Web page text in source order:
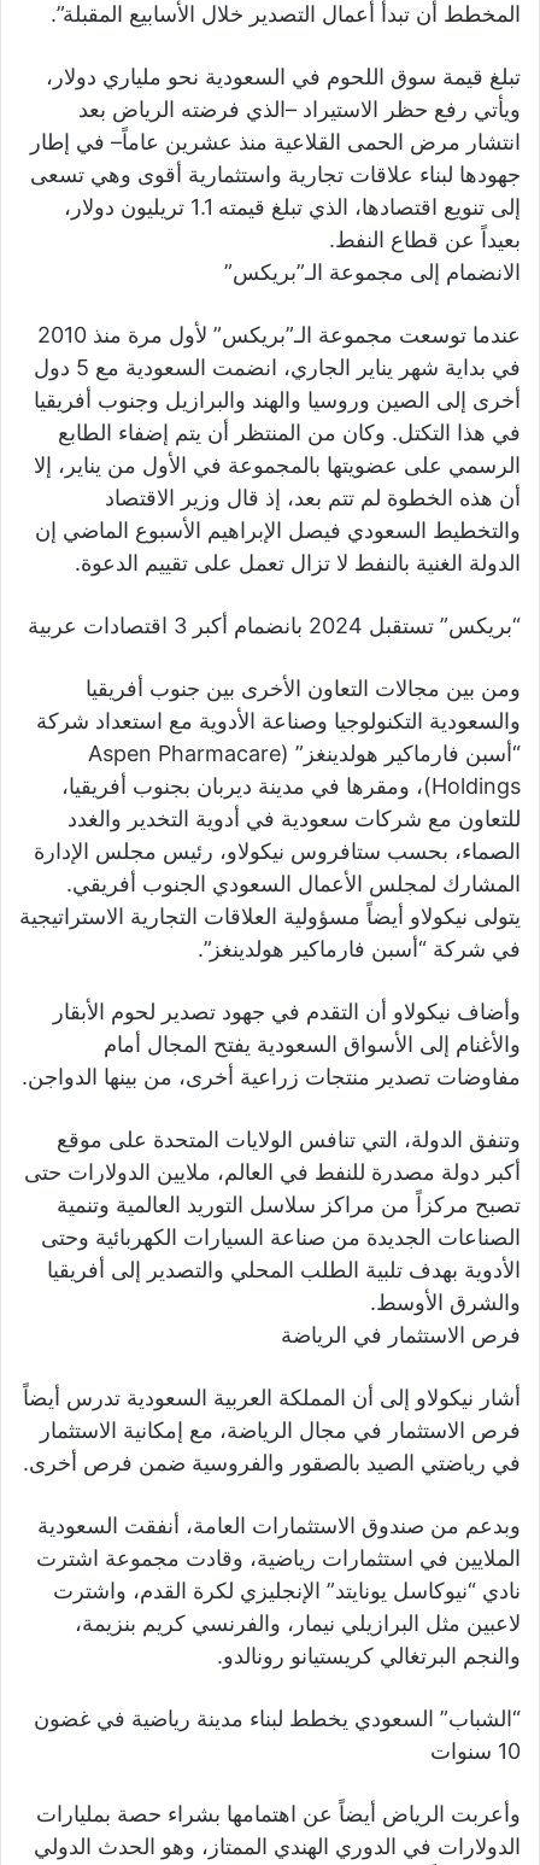
المخطط أن تبدأ أعمال التصدير خلال الأسابيع المقبلة”.
تبلغ قيمة سوق اللحوم في السعودية نحو ملياري دولار،
ويأتي رفع حظر الاستيراد –الذي فرضته الرياض بعد
انتشار مرض الحمى القلاعية منذ عشرين عاماً– في إطار
جهودها لبناء علاقات تجارية واستثمارية أقوى وهي تسعى
إلى تنويع اقتصادها، الذي تبلغ قيمته 1.1 تريليون دولار،
بعيداً عن قطاع النفط.
الانضمام إلى مجموعة الـ”بريكس”
عندما توسعت مجموعة الـ”بريكس” لأول مرة منذ 2010
في بداية شهر يناير الجاري، انضمت السعودية مع 5 دول
أخرى إلى الصين وروسيا والهند والبرازيل وجنوب أفريقيا
في هذا التكتل. وكان من المنتظر أن يتم إضفاء الطابع
الرسمي على عضويتها بالمجموعة في الأول من يناير، إلا
أن هذه الخطوة لم تتم بعد، إذ قال وزير الاقتصاد
والتخطيط السعودي فيصل الإبراهيم الأسبوع الماضي إن
الدولة الغنية بالنفط لا تزال تعمل على تقييم الدعوة.
“بريكس” تستقبل 2024 بانضمام أكبر 3 اقتصادات عربية
ومن بين مجالات التعاون الأخرى بين جنوب أفريقيا
والسعودية التكنولوجيا وصناعة الأدوية مع استعداد شركة
“أسبن فارماكير هولدينغز” (Aspen Pharmacare
Holdings)، ومقرها في مدينة ديربان بجنوب أفريقيا،
للتعاون مع شركات سعودية في أدوية التخدير والغدد
الصماء، بحسب ستافروس نيكولاو، رئيس مجلس الإدارة
المشارك لمجلس الأعمال السعودي الجنوب أفريقي.
يتولى نيكولاو أيضاً مسؤولية العلاقات التجارية الاستراتيجية
في شركة “أسبن فارماكير هولدينغز”.
وأضاف نيكولاو أن التقدم في جهود تصدير لحوم الأبقار
والأغنام إلى الأسواق السعودية يفتح المجال أمام
مفاوضات تصدير منتجات زراعية أخرى، من بينها الدواجن.
وتنفق الدولة، التي تنافس الولايات المتحدة على موقع
أكبر دولة مصدرة للنفط في العالم، ملايين الدولارات حتى
تصبح مركزاً من مراكز سلاسل التوريد العالمية وتنمية
الصناعات الجديدة من صناعة السيارات الكهربائية وحتى
الأدوية بهدف تلبية الطلب المحلي والتصدير إلى أفريقيا
والشرق الأوسط.
فرص الاستثمار في الرياضة
أشار نيكولاو إلى أن المملكة العربية السعودية تدرس أيضاً
فرص الاستثمار في مجال الرياضة، مع إمكانية الاستثمار
في رياضتي الصيد بالصقور والفروسية ضمن فرص أخرى.
وبدعم من صندوق الاستثمارات العامة، أنفقت السعودية
الملايين في استثمارات رياضية، وقادت مجموعة اشترت
نادي “نيوكاسل يونايتد” الإنجليزي لكرة القدم، واشترت
لاعبين مثل البرازيلي نيمار، والفرنسي كريم بنزيمة،
والنجم البرتغالي كريستيانو رونالدو.
“الشباب” السعودي يخطط لبناء مدينة رياضية في غضون
10 سنوات
وأعربت الرياض أيضاً عن اهتمامها بشراء حصة بمليارات
الدولارات في الدوري الهندي الممتاز، وهو الحدث الدولي